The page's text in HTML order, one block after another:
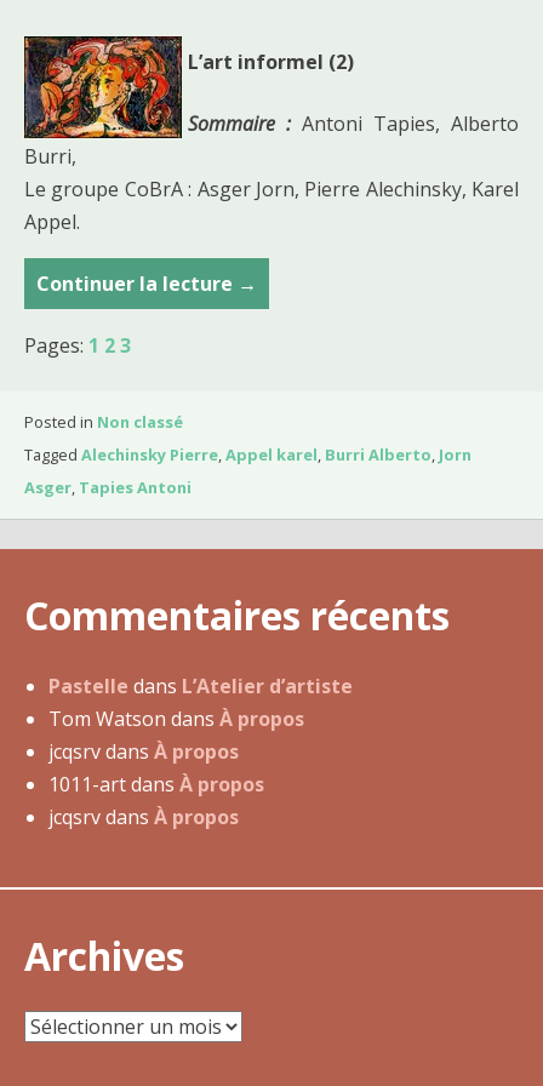
L’art informel (2)
Sommaire : Antoni Tapies, Alberto
Burri,
Le groupe CoBrA : Asger Jorn, Pierre Alechinsky, Karel
Appel.
Continuer la lecture C
o
d
2
j
i
2
0
4
→
Pages: 1 23
Posted in Non classé
Tagged Alechinsky Pierre,Appel karel, Burri Alberto, Jorn
Asger, Tapies Antoni
Commentaires récents
Pastelle dans L’Atelier d’artiste
Tom Watson dans À propos
jcqsrvdans À propos
1011-artdans À propos
jcqsrvdans À propos
Archives
Archives